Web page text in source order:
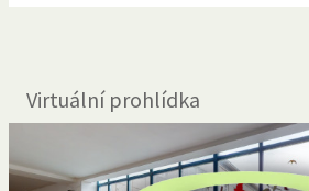
Virtuální prohlídka